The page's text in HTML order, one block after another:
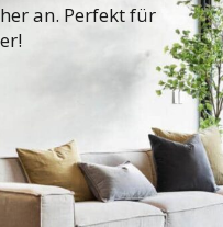
an. Perfekt für